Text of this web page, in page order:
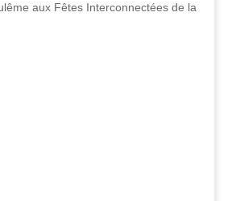
aux Fêtes Interconnectées de la